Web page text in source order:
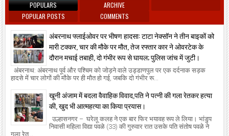
POPULARS
ARCHIVE
POPULAR POSTS
COMMENTS
अंबरनाथ फ्लाईओवर पर भीषण हादसा: टाटा नेक्सॉन ने तीन बाइकों को
मारी टक्कर, चार की मौके पर मौत, तेज रफ्तार कार ने ओवरटेक के
दौरान मचाई तबाही, दो गंभीर रूप से घायल; पुलिस जांच में जुटी।
अंबरनाथ: अंबरनाथ पूर्व और पश्चिम को जोड़ने वाले उड्डाणपुल पर एक दर्दनाक सड़क
हादसे में चार लोगों की मौके पर ही मौत हो गई, जबकि दो गंभीर रू...
खूनी अंजाम में बदला वैवाहिक विवाद,पति ने पत्नी की गला रेतकर हत्या
की, खुद भी आत्महत्या का किया प्रयास।
उल्हासनगर – घरेलू कलह ने एक बार फिर भयावह रूप ले लिया। भांडुप
निवासी महिला विद्या पवळे (33) की गुरुवार रात उसके पति संतोष पवळे ने
गला रेत...